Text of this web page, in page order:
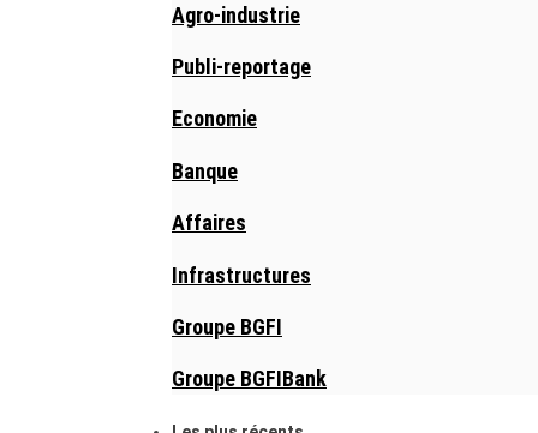
Agro-industrie
Publi-reportage
Economie
Banque
Affaires
Infrastructures
Groupe BGFI
Groupe BGFIBank